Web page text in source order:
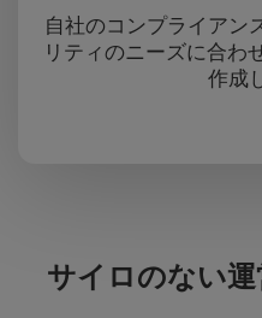
自社のコンプライアン
リティのニーズに合わ
作成
サイロのない